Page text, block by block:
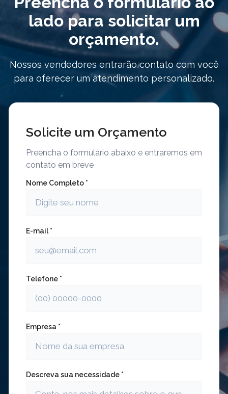
lado para solicitar um
orçamento.
Nossos vendedores entrarão contato com você
para oferecer um atendimento personalizado.
Solicite um Orçamento
Preencha o formulário abaixo e entraremos em
contato em breve
Nome Completo *
E-mail *
Telefone *
Empresa *
Descreva sua necessidade *